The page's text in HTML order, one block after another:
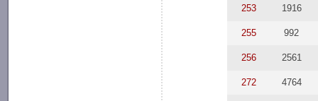
253 1916
255 992
256 2561
272 4764